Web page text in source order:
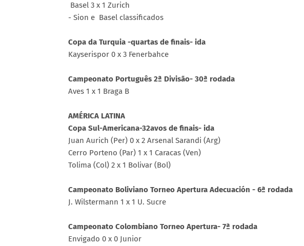
Basel 3 x 1 Zurich
- Sion e Basel classificados
Copa da Turquia -quartas de finais- ida
Kayserispor 0 x 3 Fenerbahce
Campeonato Português 2ª Divisão- 30ª rodada
Aves 1 x 1 Braga B
AMÉRICA LATINA
Copa Sul-Americana-32avos de finais- ida
Juan Aurich (Per) 0 x 2 Arsenal Sarandi (Arg)
Cerro Porteno (Par) 1 x 1 Caracas (Ven)
Tolima (Col) 2 x 1 Bolivar (Bol)
Campeonato Boliviano Torneo Apertura Adecuación - 6ª rodada
J. Wilstermann 1 x 1 U. Sucre
Campeonato Colombiano Torneo Apertura- 7ª rodada
Envigado 0 x 0 Junior